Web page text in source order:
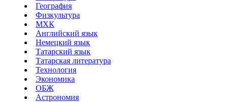
География
Физкультура
МХК
Английский язык
Немецкий язык
Татарский язык
Татарская литература
Технология
Экономика
ОБЖ
Астрономия